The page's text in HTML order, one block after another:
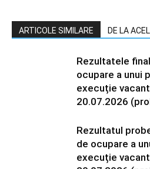
ARTICOLE SIMILARE DE LA
Rezultatele
ocupare a unui
execuție
20.07.2026
Rezultatul
de ocupare a
execuție